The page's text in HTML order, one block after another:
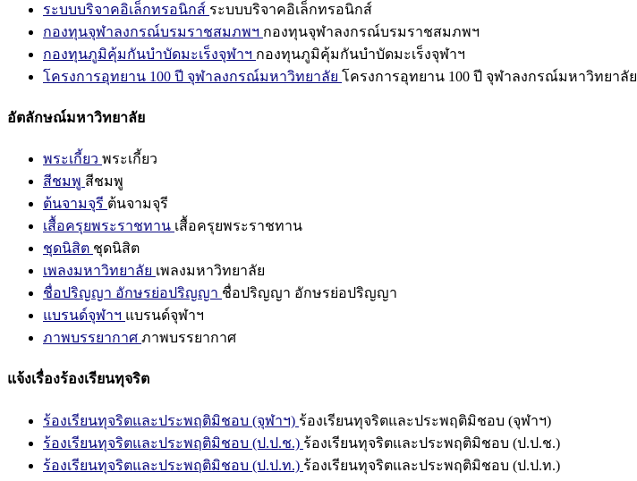
ระบบบริจาคอิเล็กทรอนิกส์ ระบบบริจาคอิเล็กทรอนิกส์
กองทุนจุฬาลงกรณ์บรมราชสมภพฯ กองทุนจุฬาลงกรณ์บรมราชสมภพฯ
กองทุนภูมิคุ้มกันบำบัดมะเร็งจุฬาฯ กองทุนภูมิคุ้มกันบำบัดมะเร็งจุฬาฯ
โครงการอุทยาน 100 ปี จุฬาลงกรณ์มหาวิทยาลัย โครงการอุทยาน 100 ปี จุฬาลงกรณ์มหาวิทยาลัย
อัตลักษณ์มหาวิทยาลัย
พระเกี้ยว พระเกี้ยว
สีชมพู สีชมพู
ต้นจามจุรี ต้นจามจุรี
เสื้อครุยพระราชทาน เสื้อครุยพระราชทาน
ชุดนิสิต ชุดนิสิต
เพลงมหาวิทยาลัย เพลงมหาวิทยาลัย
ชื่อปริญญา อักษรย่อปริญญา ชื่อปริญญา อักษรย่อปริญญา
แบรนด์จุฬาฯ แบรนด์จุฬาฯ
ภาพบรรยากาศ ภาพบรรยากาศ
แจ้งเรื่องร้องเรียนทุจริต
ร้องเรียนทุจริตและประพฤติมิชอบ (จุฬาฯ) ร้องเรียนทุจริตและประพฤติมิชอบ (จุฬาฯ)
ร้องเรียนทุจริตและประพฤติมิชอบ (ป.ป.ช.) ร้องเรียนทุจริตและประพฤติมิชอบ (ป.ป.ช.)
ร้องเรียนทุจริตและประพฤติมิชอบ (ป.ป.ท.) ร้องเรียนทุจริตและประพฤติมิชอบ (ป.ป.ท.)